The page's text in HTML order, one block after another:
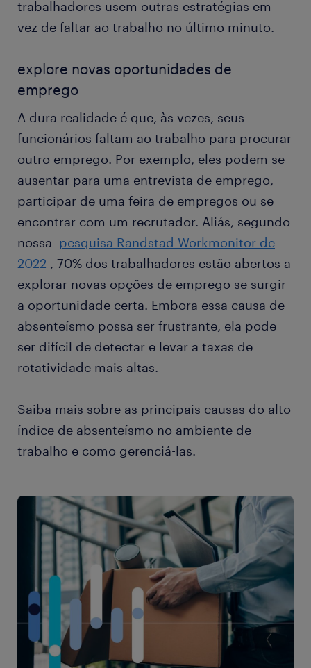
trabalhadores usem outras estratégias em
vez de faltar ao trabalho no último minuto.
explore novas oportunidades de
emprego
A dura realidade é que, às vezes, seus
funcionários faltam ao trabalho para procurar
outro emprego. Por exemplo, eles podem se
ausentar para uma entrevista de emprego,
participar de uma feira de empregos ou se
encontrar com um recrutador. Aliás, segundo
nossa pesquisa Randstad Workmonitor de
2022 , 70% dos trabalhadores estão abertos a
explorar novas opções de emprego se surgir
a oportunidade certa. Embora essa causa de
absenteísmo possa ser frustrante, ela pode
ser difícil de detectar e levar a taxas de
rotatividade mais altas.
Saiba mais sobre as principais causas do alto
índice de absenteísmo no ambiente de
trabalho e como gerenciá-las.